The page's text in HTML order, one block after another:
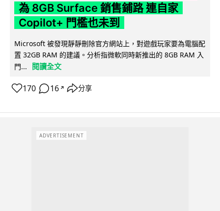
為 8GB Surface 銷售鋪路 連自家
Copilot+ 門檻也未到
Microsoft 被發現靜靜刪除官方網站上，對遊戲玩家要為電腦配
置 32GB RAM 的建議。分析指微軟同時新推出的 8GB RAM 入
門...
閱讀全文
170 16 ↗ 分享
ADVERTISEMENT